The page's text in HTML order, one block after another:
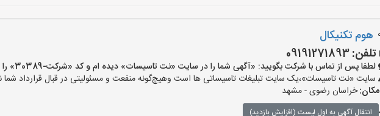
هوم تکنیکال
تلفن:09191271893
لطفا پس از تماس با شرکت بگویید: «آگهی شما را در سایت «نت تاسیسات» دیده ام و کد «شرکت-30389» را اعلام کنید»
سایت «نت تاسیسات»،یک سایت تبلیغات تاسیساتی ها است وهیچ‌گونه منفعت و مسئولیتی در قبال قرارداد شما
مکان:خراسان رضوی - مشهد
انتقال آگهی به اول لیست (افزایش بازدید)